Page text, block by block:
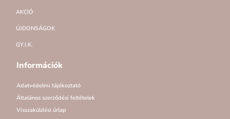
AKCIÓ
ÚJDONSÁGOK
GY.I.K.
Információk
Adatvédelmi tájékoztató
Általános szerződési feltételek
Visszaküldési űrlap